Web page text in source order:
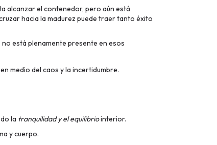
alcanzar el contenedor, pero aún está
hacia la madurez puede traer tanto éxito
está plenamente presente en esos
medio del caos y la incertidumbre.
la tranquilidad y el equilibriointerior.
y cuerpo.